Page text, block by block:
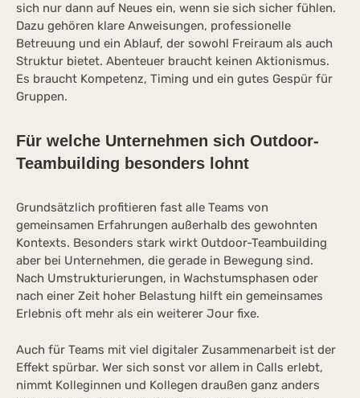
sich nur dann auf Neues ein, wenn sie sich sicher fühlen.
Dazu gehören klare Anweisungen, professionelle
Betreuung und ein Ablauf, der sowohl Freiraum als auch
Struktur bietet. Abenteuer braucht keinen Aktionismus.
Es braucht Kompetenz, Timing und ein gutes Gespür für
Gruppen.
Für welche Unternehmen sich Outdoor-
Teambuilding besonders lohnt
Grundsätzlich profitieren fast alle Teams von
gemeinsamen Erfahrungen außerhalb des gewohnten
Kontexts. Besonders stark wirkt Outdoor-Teambuilding
aber bei Unternehmen, die gerade in Bewegung sind.
Nach Umstrukturierungen, in Wachstumsphasen oder
nach einer Zeit hoher Belastung hilft ein gemeinsames
Erlebnis oft mehr als ein weiterer Jour fixe.
Auch für Teams mit viel digitaler Zusammenarbeit ist der
Effekt spürbar. Wer sich sonst vor allem in Calls erlebt,
nimmt Kolleginnen und Kollegen draußen ganz anders